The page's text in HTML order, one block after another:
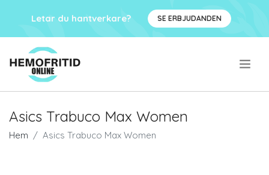
Letar du hantverkare? SE ERBJUDANDEN
Asics Trabuco Max Women
Hem Asics Trabuco Max Women